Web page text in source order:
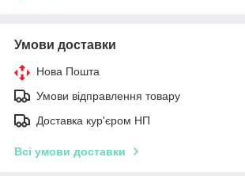
Умови доставки
Нова Пошта
Умови відправлення товару
Доставка кур'єром НП
Всі умови доставки